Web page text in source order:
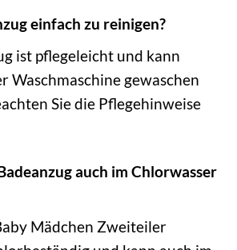
einfach zu reinigen?
ist pflegeleicht und kann
Waschmaschine gewaschen
Sie die Pflegehinweise
auch im Chlorwasser
Mädchen Zweiteiler